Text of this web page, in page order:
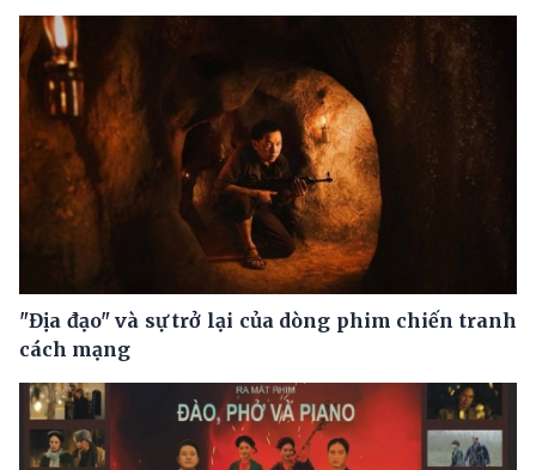
"Địa đạo" và sự trở lại của dòng phim chiến tranh
cách mạng